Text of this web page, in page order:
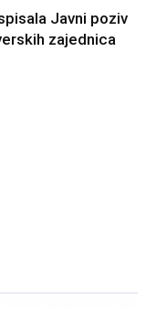
Javni poziv
zajednica